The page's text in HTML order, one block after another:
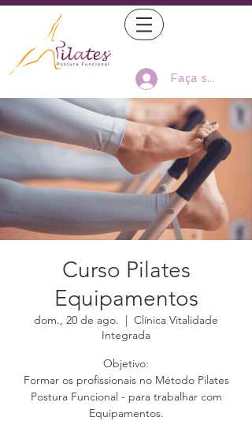
Faça seu Log In
Curso Pilates
Equipamentos
dom., 20 de ago.
  |
Clínica Vitalidade
Integrada
Objetivo:
Formar os profissionais no Método Pilates
Postura Funcional - para trabalhar com
Equipamentos.